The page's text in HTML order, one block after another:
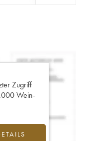
Zugriff
Wein-